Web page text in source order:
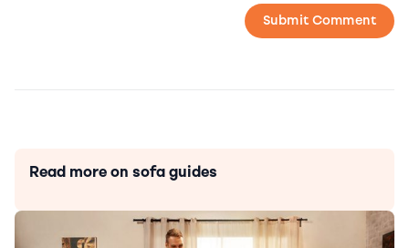
Read more on sofa guides